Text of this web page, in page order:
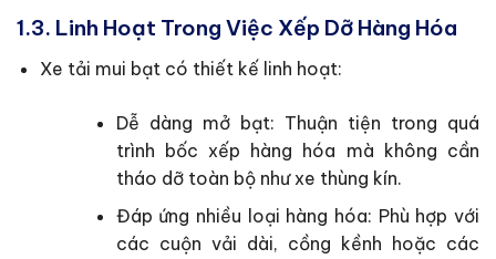
1.3. Linh Hoạt Trong Việc Xếp Dỡ Hàng Hóa
Xe tải mui bạt có thiết kế linh hoạt:
Dễ dàng mở bạt: Thuận tiện trong quá
trình bốc xếp hàng hóa mà không cần
tháo dỡ toàn bộ như xe thùng kín.
Đáp ứng nhiều loại hàng hóa: Phù hợp với
các cuộn vải dài, cồng kềnh hoặc các